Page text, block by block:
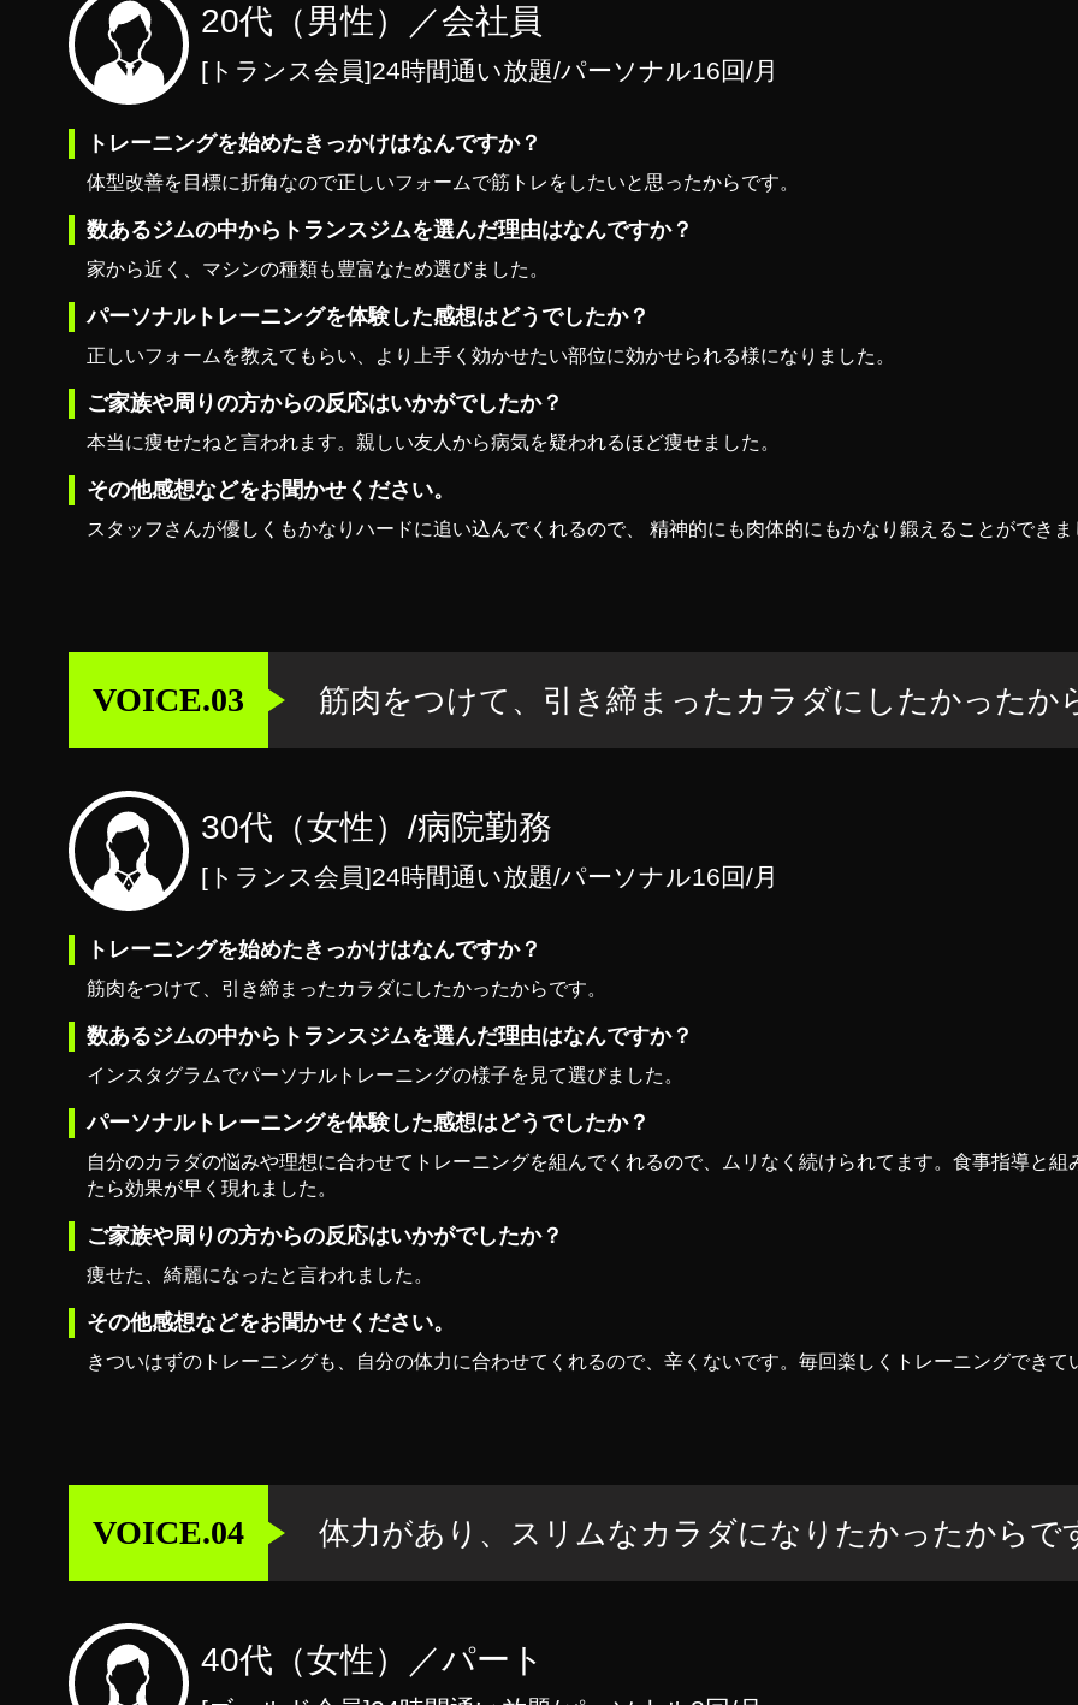
20代（男性）／会社員
[トランス会員]24時間通い放題/パーソナル16回/月
トレーニングを始めたきっかけはなんですか？
体型改善を目標に折角なので正しいフォームで筋トレをしたいと思ったからです。
数あるジムの中からトランスジムを選んだ理由はなんですか？
家から近く、マシンの種類も豊富なため選びました。
パーソナルトレーニングを体験した感想はどうでしたか？
正しいフォームを教えてもらい、より上手く効かせたい部位に効かせられる様になりました。
ご家族や周りの方からの反応はいかがでしたか？
本当に痩せたねと言われます。親しい友人から病気を疑われるほど痩せました。
その他感想などをお聞かせください。
スタッフさんが優しくもかなりハードに追い込んでくれるので、 精神的にも肉体的にもかなり鍛えることができま
VOICE.03 筋肉をつけて、引き締まったカラダにしたかったか
30代（女性）/病院勤務
[トランス会員]24時間通い放題/パーソナル16回/月
トレーニングを始めたきっかけはなんですか？
筋肉をつけて、引き締まったカラダにしたかったからです。
数あるジムの中からトランスジムを選んだ理由はなんですか？
インスタグラムでパーソナルトレーニングの様子を見て選びました。
パーソナルトレーニングを体験した感想はどうでしたか？
自分のカラダの悩みや理想に合わせてトレーニングを組んでくれるので、ムリなく続けられてます。食事指導と組
たら効果が早く現れました。
ご家族や周りの方からの反応はいかがでしたか？
痩せた、綺麗になったと言われました。
その他感想などをお聞かせください。
きついはずのトレーニングも、自分の体力に合わせてくれるので、辛くないです。毎回楽しくトレーニングできて
VOICE.04 体力があり、スリムなカラダになりたかったからで
40代（女性）／パート